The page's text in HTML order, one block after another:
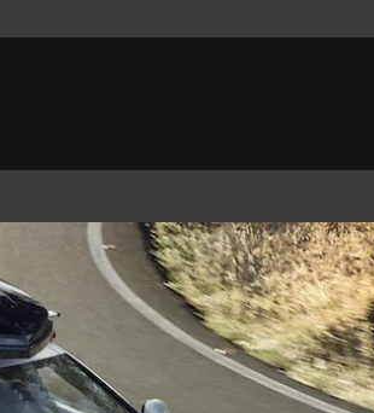
Germany (German)
South Africa (English)
Switzerland (Italian)
XJ